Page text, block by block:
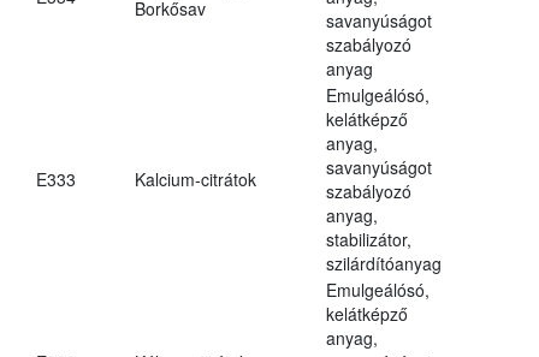
Borkősav
savanyúságot
szabályozó
anyag
E333 Kalcium-citrátok
Emulgeálósó,
kelátképző
anyag,
savanyúságot
szabályozó
anyag,
stabilizátor,
szilárdítóanyag
Emulgeálósó,
kelátképző
anyag,